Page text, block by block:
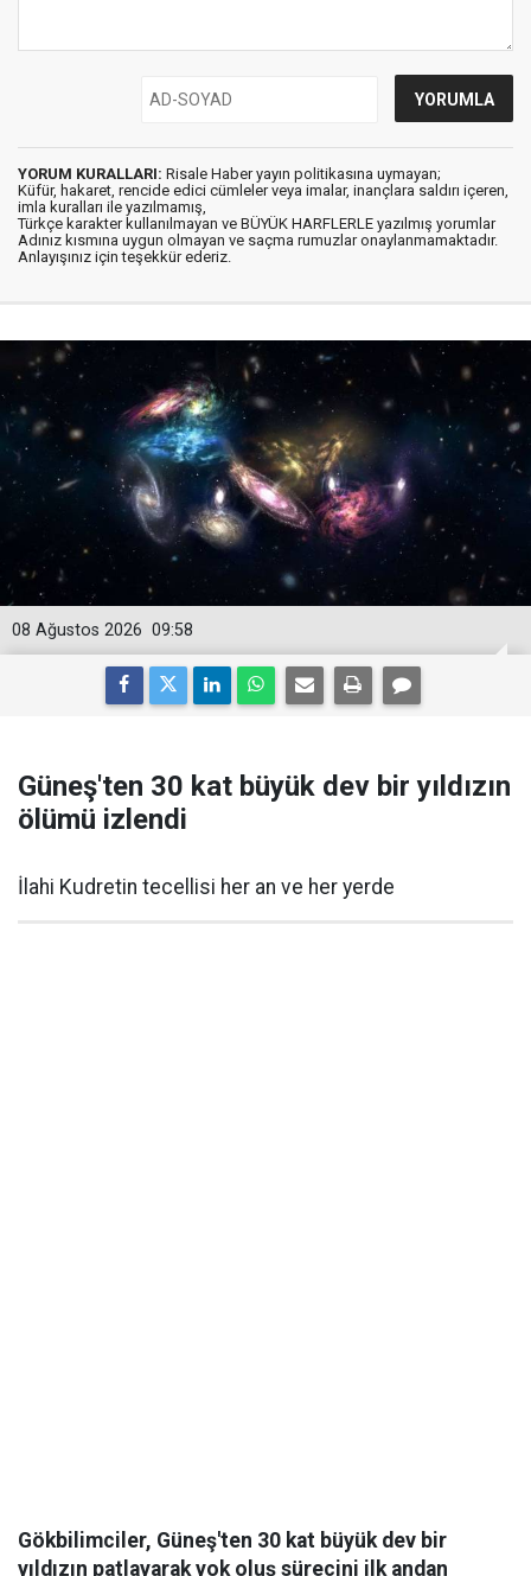
YORUM KURALLARI: Risale Haber yayın politikasına uymayan;
Küfür, hakaret, rencide edici cümleler veya imalar, inançlara saldırı içeren,
imla kuralları ile yazılmamış,
Türkçe karakter kullanılmayan ve BÜYÜK HARFLERLE yazılmış yorumlar
Adınız kısmına uygun olmayan ve saçma rumuzlar onaylanmamaktadır.
Anlayışınız için teşekkür ederiz.
09:58
08 Ağustos 2026
Güneş'ten 30 kat büyük dev bir yıldızın
ölümü izlendi
İlahi Kudretin tecellisi her an ve her yerde
Gökbilimciler, Güneş'ten 30 kat büyük dev bir
yıldızın patlayarak yok oluş sürecini ilk andan